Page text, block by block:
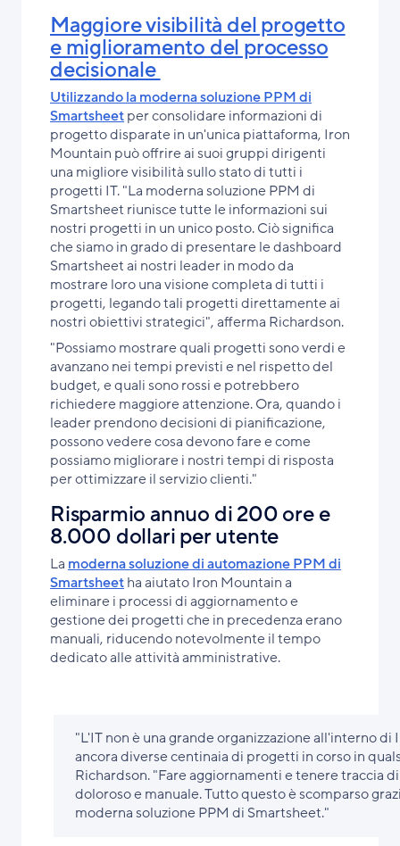
Maggiore visibilità del progetto
e miglioramento del processo
decisionale
Utilizzandola moderna soluzione PPM di
Smartsheetper consolidare informazioni di
progetto disparate in un'unica piattaforma, Iron
Mountain può offrire ai suoi gruppi dirigenti
una migliore visibilità sullo stato di tutti i
progetti IT. "La moderna soluzione PPM di
Smartsheet riunisce tutte le informazioni sui
nostri progetti in un unico posto. Ciò significa
che siamo in grado di presentare le dashboard
Smartsheet ai nostri leader in modo da
mostrare loro una visione completa di tutti i
progetti, legando tali progetti direttamente ai
nostri obiettivi strategici", afferma Richardson.
"Possiamo mostrare quali progetti sono verdi e
avanzano nei tempi previsti e nel rispetto del
budget, e quali sono rossi e potrebbero
richiedere maggiore attenzione. Ora, quando i
leader prendono decisioni di pianificazione,
possono vedere cosa devono fare e come
possiamo migliorare i nostri tempi di risposta
per ottimizzare il servizio clienti."
Risparmio annuo di 200 ore e
8.000 dollari per utente
La moderna soluzione di automazione PPM di
Smartsheetha aiutato Iron Mountain a
eliminare i processi di aggiornamento e
gestione dei progetti che in precedenza erano
manuali, riducendo notevolmente il tempo
dedicato alle attività amministrative.
"L'IT non è una grande organizzazione all'interno
ancora diverse centinaia di progetti in corso in
Richardson. "Fare aggiornamenti e tenere traccia
doloroso e manuale. Tutto questo è scomparso
moderna soluzione PPM di Smartsheet."